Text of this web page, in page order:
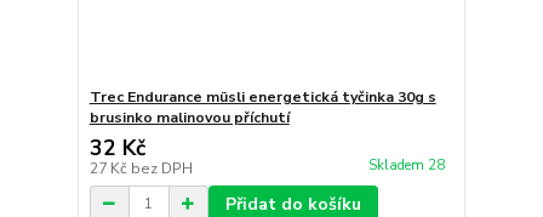
Trec Endurance müsli energetická tyčinka 30g s
brusinko malinovou příchutí
32 Kč
27 Kč bez DPH Skladem 28
Přidat do košíku